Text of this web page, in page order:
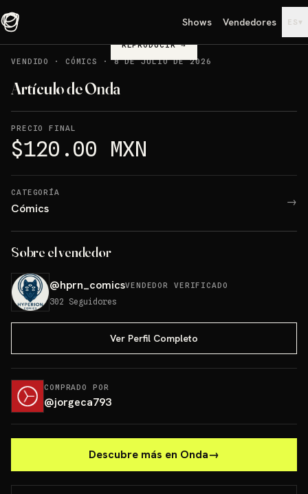
Shows Vendedores ES ▾
REPRODUCIR→
VENDIDO
· CÓMICS ·8 DE JULIO DE 2026
Artículo de Onda
PRECIO FINAL
$120.00 MXN
CATEGORÍA
Cómics →
Sobre el vendedor
@hprn_comicsVENDEDOR VERIFICADO
302 Seguidores
Ver Perfil Completo
COMPRADO POR
@jorgeca793
Descubre más en Onda→